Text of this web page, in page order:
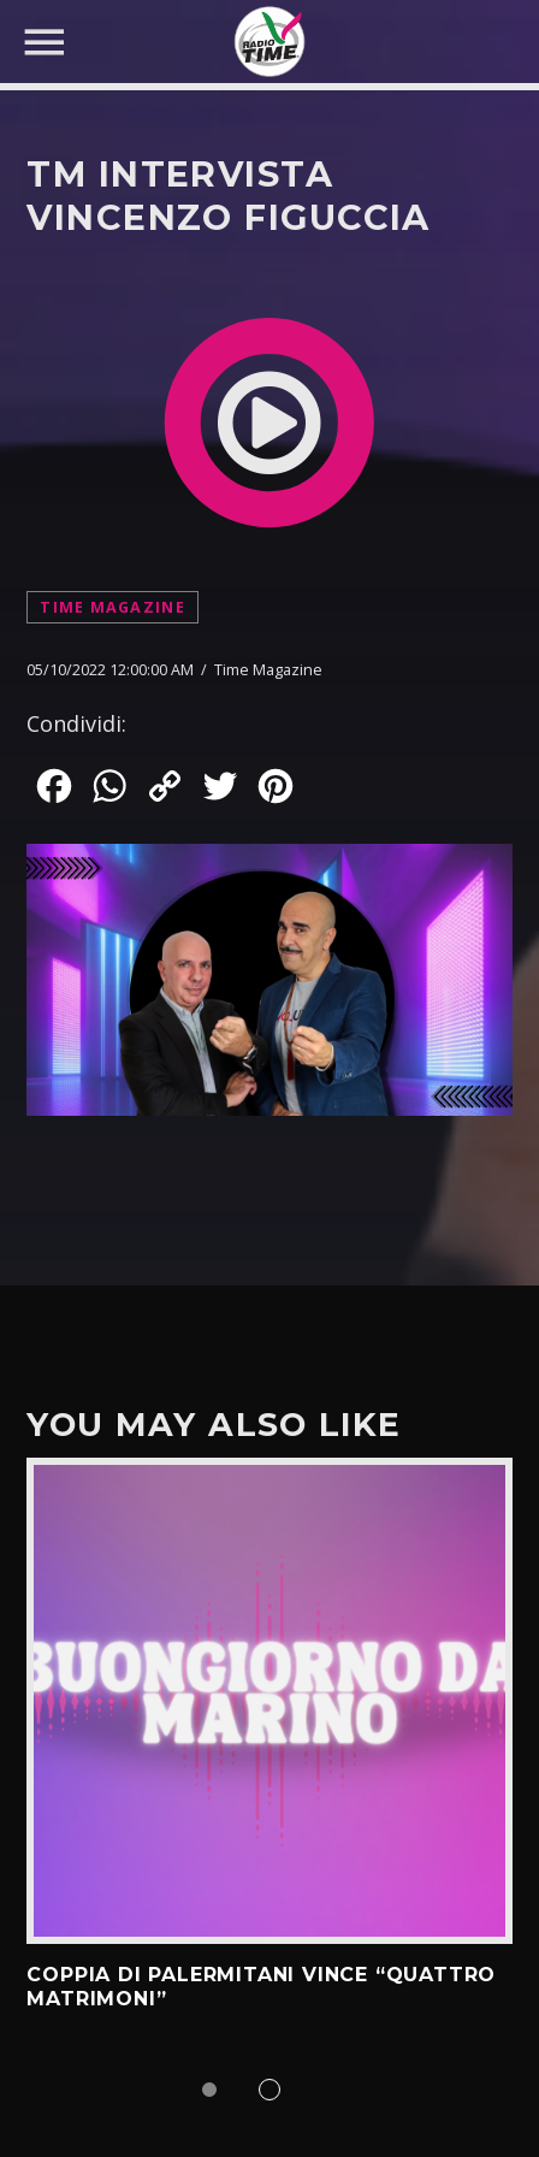
TM INTERVISTA
VINCENZO FIGUCCIA
TIME MAGAZINE
05/10/2022 12:00:00 AM / Time Magazine
Condividi:
FacebookWhatsApp
Copy
Twitter
YOU MAY ALSO LIKE
COPPIA DI PALERMITANI VINCE “QUATTRO
MATRIMONI”